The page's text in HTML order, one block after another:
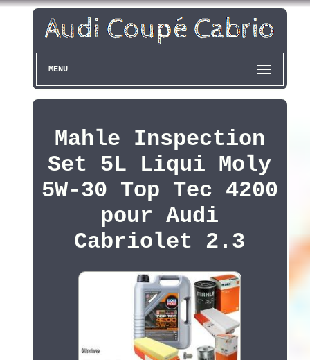
MENU
Mahle Inspection
Set 5L Liqui Moly
5W-30 Top Tec 4200
pour Audi
Cabriolet 2.3